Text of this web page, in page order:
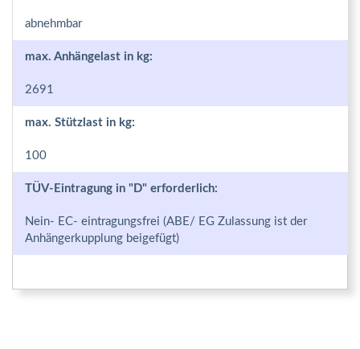
abnehmbar
max. Anhängelast in kg:
2691
max. Stützlast in kg:
100
TÜV-Eintragung in "D" erforderlich:
Nein- EC- eintragungsfrei (ABE/ EG Zulassung ist der
Anhängerkupplung beigefügt)